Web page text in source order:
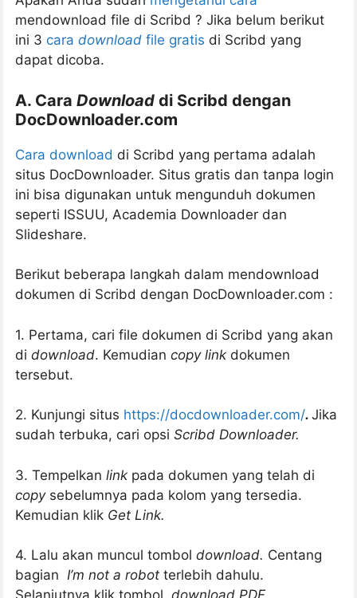
mendownload file di Scribd ? Jika belum berikut
ini 3 cara download file gratis di Scribd yang
dapat dicoba.
A. Cara Download di Scribd dengan
DocDownloader.com
Cara download di Scribd yang pertama adalah
situs DocDownloader. Situs gratis dan tanpa login
ini bisa digunakan untuk mengunduh dokumen
seperti ISSUU, Academia Downloader dan
Slideshare.
Berikut beberapa langkah dalam mendownload
dokumen di Scribd dengan DocDownloader.com :
1. Pertama, cari file dokumen di Scribd yang akan
di download. Kemudian copy link dokumen
tersebut.
2. Kunjungi situs https://docdownloader.com/. Jika
sudah terbuka, cari opsi Scribd Downloader.
3. Tempelkan link pada dokumen yang telah di
copy sebelumnya pada kolom yang tersedia.
Kemudian klik Get Link.
4. Lalu akan muncul tombol download. Centang
bagian I’m not a robot terlebih dahulu.